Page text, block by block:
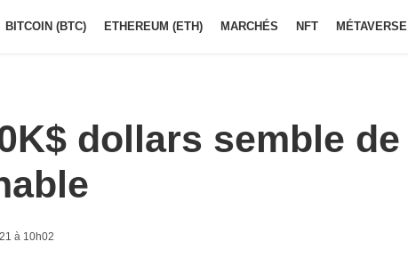
BITCOIN (BTC) ETHEREUM (ETH) MARCHÉS NFT MÉTAVERSE
dollars semble de
à 10h02